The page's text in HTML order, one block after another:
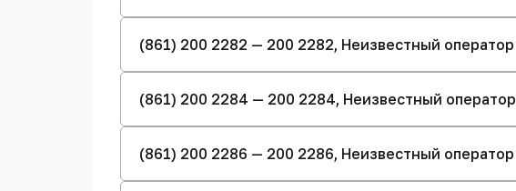
(861) 200 2282 — 200 2282, Неизвестный оператор
(861) 200 2284 — 200 2284, Неизвестный оператор
(861) 200 2286 — 200 2286, Неизвестный оператор